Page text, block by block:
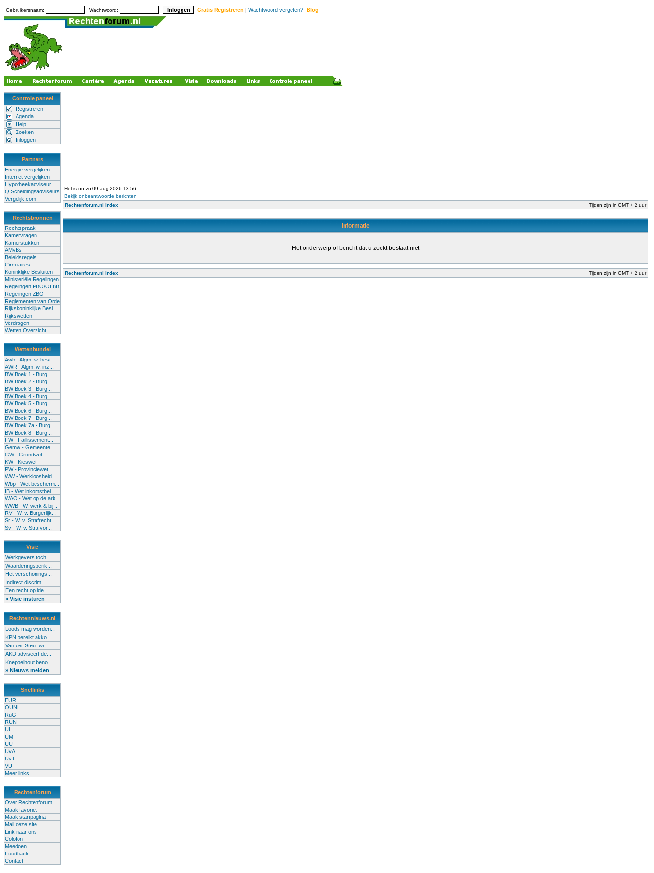
Gebruikersnaam: Wachtwoord: Gratis Registreren | Wachtwoord vergeten? Blog
Controle paneel
Registreren
Agenda
Help
Zoeken
Inloggen
Partners
Energie vergelijken
Internet vergelijken
Hypotheekadviseur
Q Scheidingsadviseurs
Vergelijk.com
Rechtsbronnen
Rechtspraak
Kamervragen
Kamerstukken
AMvBs
Beleidsregels
Circulaires
Koninklijke Besluiten
Ministeriële Regelingen
Regelingen PBO/OLBB
Regelingen ZBO
Reglementen van Orde
Rijkskoninklijke Besl.
Rijkswetten
Verdragen
Wetten Overzicht
Wettenbundel
Awb - Algm. w. best...
AWR - Algm. w. inz...
BW Boek 1 - Burg...
BW Boek 2 - Burg...
BW Boek 3 - Burg...
BW Boek 4 - Burg...
BW Boek 5 - Burg...
BW Boek 6 - Burg...
BW Boek 7 - Burg...
BW Boek 7a - Burg...
BW Boek 8 - Burg...
FW - Faillissement...
Gemw - Gemeente...
GW - Grondwet
KW - Kieswet
PW - Provinciewet
WW - Werkloosheid...
Wbp - Wet bescherm...
IB - Wet inkomstbel...
WAO - Wet op de arb..
WWB - W. werk & bij...
RV - W. v. Burgerlijk...
Sr - W. v. Strafrecht
Sv - W. v. Strafvor...
Visie
Werkgevers toch ...
Waarderingsperik...
Het verschonings...
Indirect discrim...
Een recht op ide...
» Visie insturen
Rechtennieuws.nl
Loods mag worden...
KPN bereikt akko...
Van der Steur wi...
AKD adviseert de...
Kneppelhout beno...
» Nieuws melden
Snellinks
EUR
OUNL
RuG
RUN
UL
UM
UU
UvA
UvT
VU
Meer links
Rechtenforum
Over Rechtenforum
Maak favoriet
Maak startpagina
Mail deze site
Link naar ons
Colofon
Meedoen
Feedback
Contact
Het is nu zo 09 aug 2026 13:56
Bekijk onbeantwoorde berichten
Rechtenforum.nl Index
Tijden zijn in GMT + 2 uur
Informatie
Het onderwerp of bericht dat u zoekt bestaat niet
Rechtenforum.nl Index Tijden zijn in GMT + 2 uur